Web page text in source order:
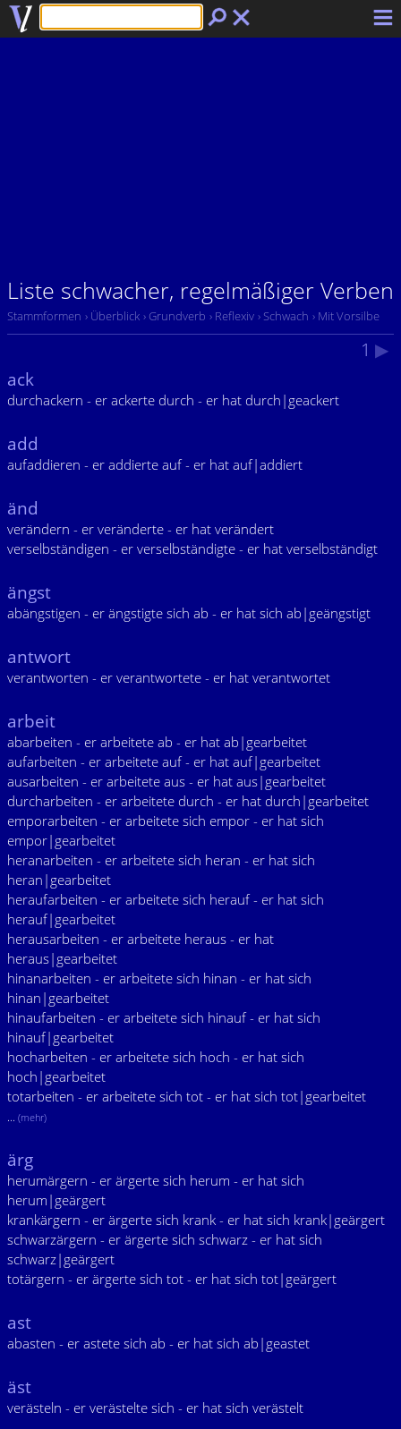
Liste schwacher, regelmäßiger Verben
Stammformen › Überblick › Grundverb › Reflexiv › Schwach › Mit Vorsilbe
1 ▶
ack
durchackern - er ackerte durch - er hat durch|geackert
add
aufaddieren - er addierte auf - er hat auf|addiert
änd
verändern - er veränderte - er hat verändert
verselbständigen - er verselbständigte - er hat verselbständigt
ängst
abängstigen - er ängstigte sich ab - er hat sich ab|geängstigt
antwort
verantworten - er verantwortete - er hat verantwortet
arbeit
abarbeiten - er arbeitete ab - er hat ab|gearbeitet
aufarbeiten - er arbeitete auf - er hat auf|gearbeitet
ausarbeiten - er arbeitete aus - er hat aus|gearbeitet
durcharbeiten - er arbeitete durch - er hat durch|gearbeitet
emporarbeiten - er arbeitete sich empor - er hat sich
empor|gearbeitet
heranarbeiten - er arbeitete sich heran - er hat sich
heran|gearbeitet
heraufarbeiten - er arbeitete sich herauf - er hat sich
herauf|gearbeitet
herausarbeiten - er arbeitete heraus - er hat
heraus|gearbeitet
hinanarbeiten - er arbeitete sich hinan - er hat sich
hinan|gearbeitet
hinaufarbeiten - er arbeitete sich hinauf - er hat sich
hinauf|gearbeitet
hocharbeiten - er arbeitete sich hoch - er hat sich
hoch|gearbeitet
totarbeiten - er arbeitete sich tot - er hat sich tot|gearbeitet
... (mehr)
ärg
herumärgern - er ärgerte sich herum - er hat sich
herum|geärgert
krankärgern - er ärgerte sich krank - er hat sich krank|geärgert
schwarzärgern - er ärgerte sich schwarz - er hat sich
schwarz|geärgert
totärgern - er ärgerte sich tot - er hat sich tot|geärgert
ast
abasten - er astete sich ab - er hat sich ab|geastet
äst
verästeln - er verästelte sich - er hat sich verästelt